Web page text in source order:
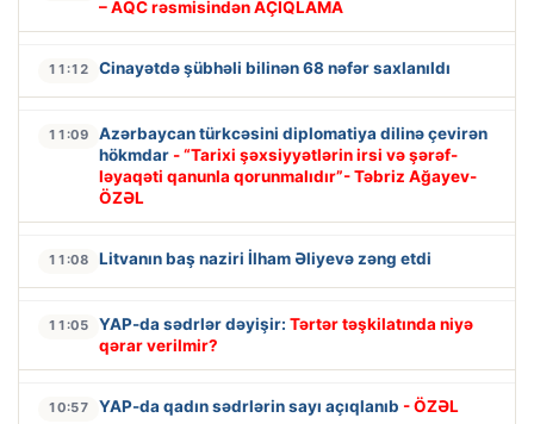
– AQC rəsmisindən AÇIQLAMA
11:12 Cinayətdə şübhəli bilinən 68 nəfər saxlanıldı
11:09
Azərbaycan türkcəsini diplomatiya dilinə çevirən
hökmdar - “Tarixi şəxsiyyətlərin irsi və şərəf-
ləyaqəti qanunla qorunmalıdır”- Təbriz Ağayev-
ÖZƏL
11:08 Litvanın baş naziri İlham Əliyevə zəng etdi
11:05 YAP-da sədrlər dəyişir: Tərtər təşkilatında niyə
qərar verilmir?
10:57 YAP-da qadın sədrlərin sayı açıqlanıb - ÖZƏL